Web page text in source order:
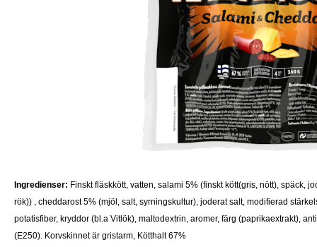
Ingredienser: Finskt fläskkött, vatten, salami 5% (finskt kött(gris, nött), späck,
rök)) , cheddarost 5% (mjöl, salt, syrningskultur), joderat salt, modifierad
potatisfiber, kryddor (bl.a Vitlök), maltodextrin, aromer, färg (paprikaextrakt),
(E250). Korvskinnet är gristarm, Kötthalt 67%